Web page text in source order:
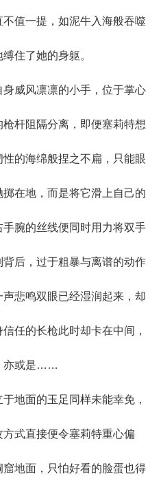
值一提，如泥牛入海般吞噬
住了她的身躯。
威风凛凛的小手，位于掌心
杆阻隔分离，即便塞莉特想
的海绵般捏之不扁，只能眼
在地，而是将它滑上自己的
腕的丝线便同时用力将双手
后，过于粗暴与离谱的动作
悲鸣双眼已经湿润起来，却
任的长枪此时却卡在中间，
亦或是……
面的玉足同样未能幸免，
式直接便令塞莉特重心偏
地面，只怕好看的脸蛋也得